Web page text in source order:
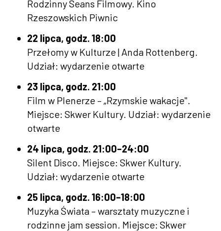
Rodzinny Seans Filmowy. Kino
Rzeszowskich Piwnic
22 lipca, godz. 18:00
Przełomy w Kulturze | Anda Rottenberg.
Udział: wydarzenie otwarte
23 lipca, godz. 21:00
Film w Plenerze – „Rzymskie wakacje".
Miejsce: Skwer Kultury. Udział: wydarzenie
otwarte
24 lipca, godz. 21:00–24:00
Silent Disco. Miejsce: Skwer Kultury.
Udział: wydarzenie otwarte
25 lipca, godz. 16:00–18:00
Muzyka Świata – warsztaty muzyczne i
rodzinne jam session. Miejsce: Skwer